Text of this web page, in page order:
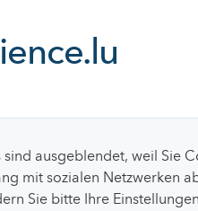
sind ausgeblendet, weil Sie
mit sozialen Netzwerken
Sie bitte Ihre